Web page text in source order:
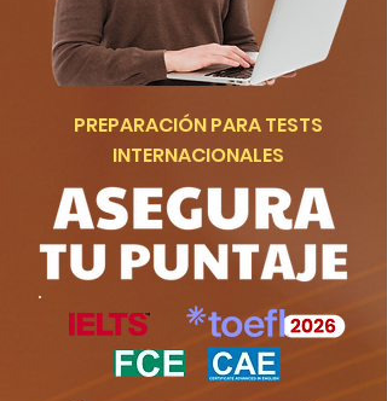
PREPARACIÓN PARA TESTS
INTERNACIONALES